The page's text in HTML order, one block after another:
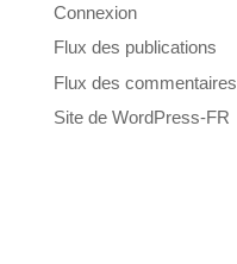
Connexion
Flux des publications
Flux des commentaires
Site de WordPress-FR